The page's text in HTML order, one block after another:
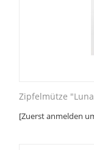
Zipfelmütze
[Zuerst anmelden